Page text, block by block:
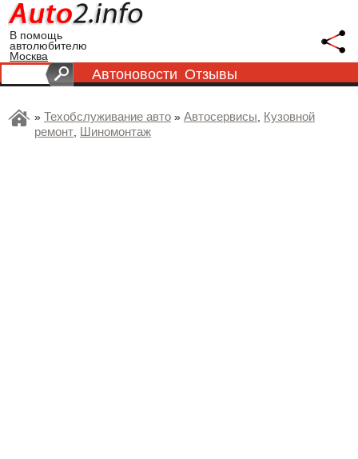
В помощь
автолюбителю
Москва
Автоновости Отзывы
» Техобслуживание авто » Автосервисы, Кузовной
ремонт, Шиномонтаж